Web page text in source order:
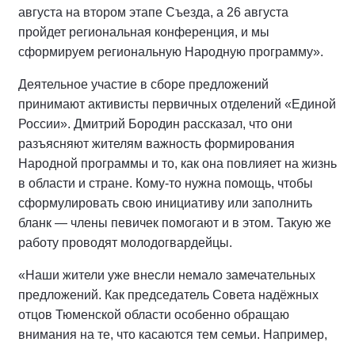
августа на втором этапе Съезда, а 26 августа
пройдет региональная конференция, и мы
сформируем региональную Народную программу».
Деятельное участие в сборе предложений
принимают активисты первичных отделений «Единой
России». Дмитрий Бородин рассказал, что они
разъясняют жителям важность формирования
Народной программы и то, как она повлияет на жизнь
в области и стране. Кому-то нужна помощь, чтобы
сформулировать свою инициативу или заполнить
бланк — члены певичек помогают и в этом. Такую же
работу проводят молодогвардейцы.
«Наши жители уже внесли немало замечательных
предложений. Как председатель Совета надёжных
отцов Тюменской области особенно обращаю
внимания на те, что касаются тем семьи. Например,